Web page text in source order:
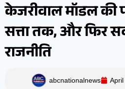
केजरीवाल मॉडल की
सत्ता तक, और फिर
राजनीति
abcnationalnews